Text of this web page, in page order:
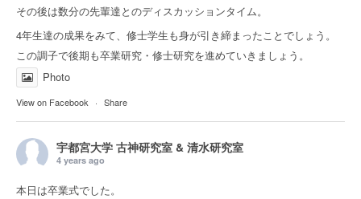
その後は数分の先輩達とのディスカッションタイム。
4年生達の成果をみて、修士学生も身が引き締まったことでしょう。
この調子で後期も卒業研究・修士研究を進めていきましょう。
Photo
View on Facebook · Share
宇都宮大学 古神研究室 & 清水研究室
4 years ago
本日は卒業式でした。